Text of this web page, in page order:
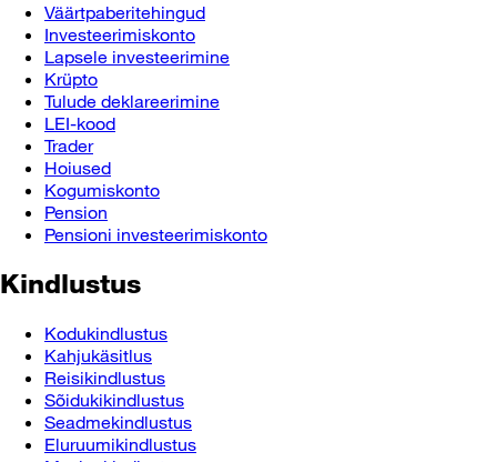
Väärtpaberitehingud
Investeerimiskonto
Lapsele investeerimine
Krüpto
Tulude deklareerimine
LEI-kood
Trader
Hoiused
Kogumiskonto
Pension
Pensioni investeerimiskonto
Kindlustus
Kodukindlustus
Kahjukäsitlus
Reisikindlustus
Sõidukikindlustus
Seadmekindlustus
Eluruumikindlustus